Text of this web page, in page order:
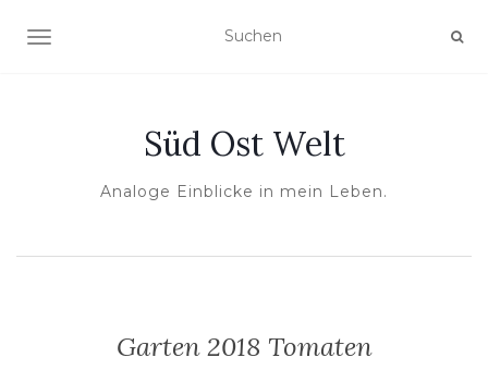
NAVIGATION UMSCHALTEN
Süd Ost Welt
Analoge Einblicke in mein Leben.
Garten 2018 Tomaten